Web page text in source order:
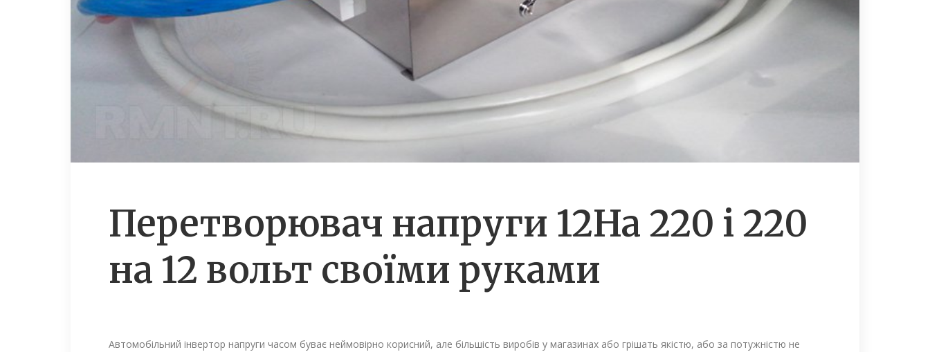
Перетворювач напруги 12На 220 і 220
на 12 вольт своїми руками
Автомобільний інвертор напруги часом буває неймовірно корисний, але більшість виробів у магазинах або грішать якістю, або за потужністю не